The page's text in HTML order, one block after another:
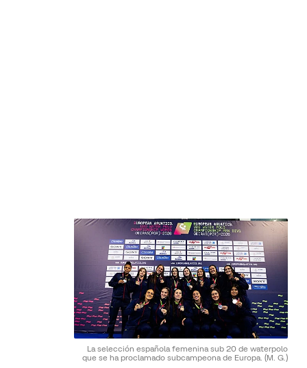
La selección española femenina sub 20 de waterpolo
que se ha proclamado subcampeona de Europa. (M. G.)